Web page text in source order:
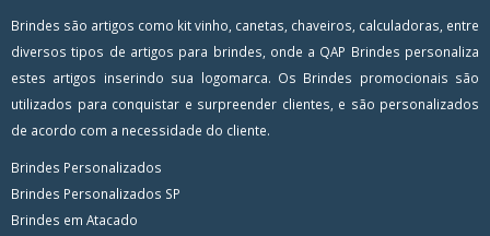
Brindes são artigos como kit vinho, canetas, chaveiros, calculadoras, entre
diversos tipos de artigos para brindes, onde a QAP Brindes personaliza
estes artigos inserindo sua logomarca. Os Brindes promocionais são
utilizados para conquistar e surpreender clientes, e são personalizados
de acordo com a necessidade do cliente.
Brindes Personalizados
Brindes Personalizados SP
Brindes em Atacado